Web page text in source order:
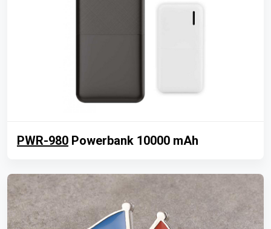
PWR-980 Powerbank 10000 mAh